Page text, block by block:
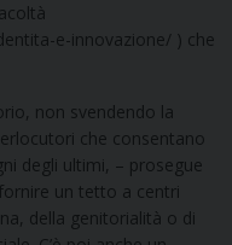
e-innovazione/ ) che
non svendendo la
che consentano
degli ultimi, – prosegue
un tetto a centri
della genitorialità o di